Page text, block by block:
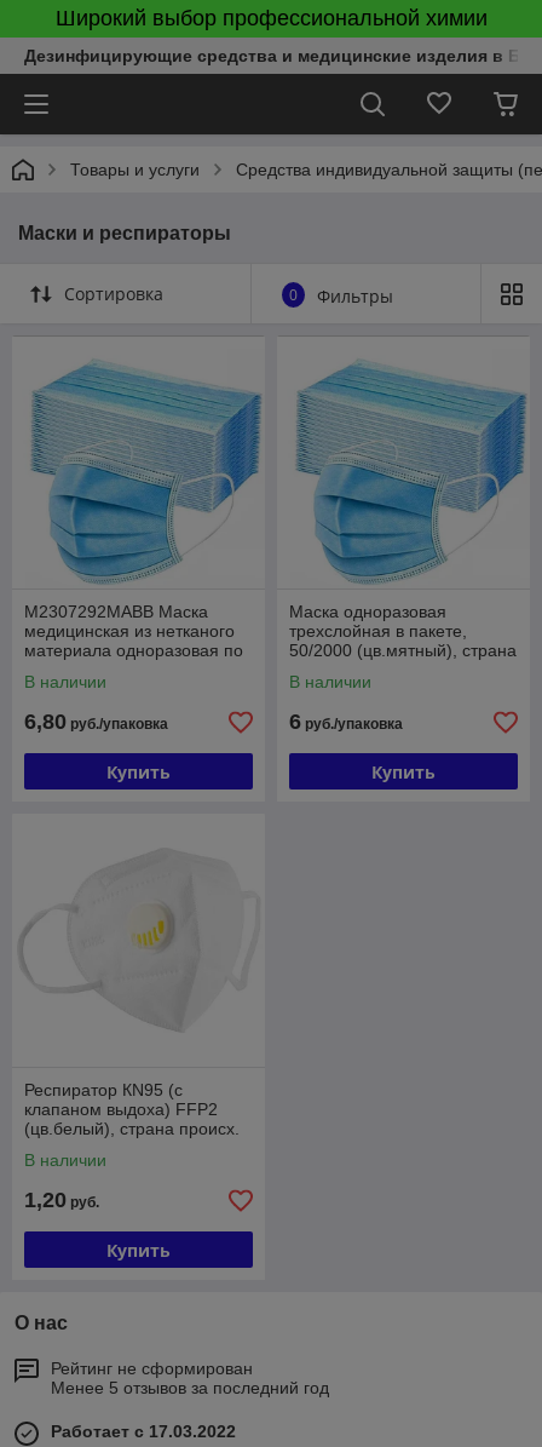
Широкий выбор профессиональной химии
Дезинфицирующие средства и медицинские изделия в
Товары и услуги Средства индивидуальной защиты
Маски и респираторы
Сортировка 0 Фильтры
M2307292MABB Маска
медицинская из нетканого
материала одноразовая по
2010, 50/1000 (цв. г
В наличии
6,80 руб./упаковка
Купить
Маска одноразовая
трехслойная в пакете,
50/2000 (цв.мятный), страна
В наличии
6 руб./упаковка
Купить
Респиратор КN95 (с
клапаном выдоха) FFP2
(цв.белый), страна происх.
В наличии
1,20 руб.
Купить
О нас
Рейтинг не сформирован
Менее 5 отзывов за последний год
Работает с 17.03.2022